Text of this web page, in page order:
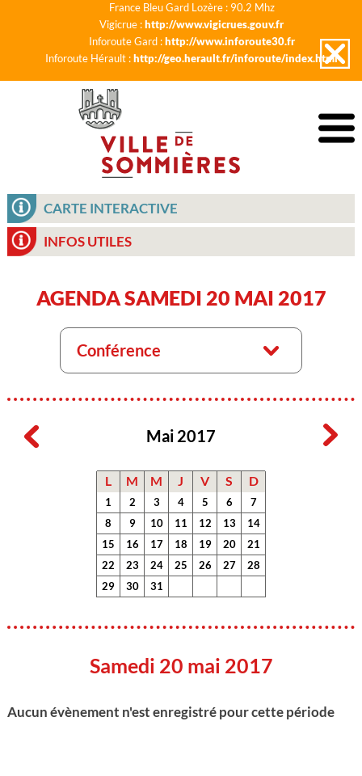
France Bleu Gard Lozère : 90.2 Mhz
Vigicrue :http://www.vigicrues.gouv.fr
Inforoute Gard :http://www.inforoute30.fr
Inforoute Hérault :http://geo.herault.fr/inforoute/index.html
CARTE INTERACTIVE
INFOS UTILES
AGENDA SAMEDI 20 MAI 2017
Conférence
Mai 2017
L M M J V S D
1 2 3 4 5 6
7
8
9 10 11 12 13
14
15
16 17 18 19 20
21
22
23 24 25 26 27
28
29
30 31
Samedi 20 mai 2017
Aucun évènement n'est enregistré pour cette période